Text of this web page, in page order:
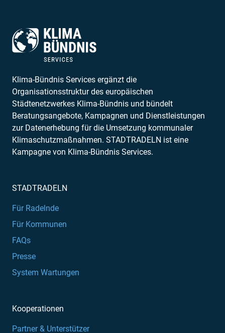
Klima-Bündnis Services ergänzt die
Organisationsstruktur des europäischen
Städtenetzwerkes Klima-Bündnis und bündelt
Beratungsangebote, Kampagnen und Dienstleistungen
zur Datenerhebung für die Umsetzung kommunaler
Klimaschutzmaßnahmen. STADTRADELN ist eine
Kampagne von Klima-Bündnis Services.
STADTRADELN
Für Radelnde
Für Kommunen
FAQs
Presse
System Wartungen
Kooperationen
Partner & Unterstützer